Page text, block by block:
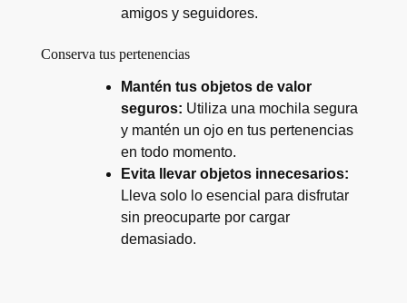
amigos y seguidores.
Conserva tus pertenencias
Mantén tus objetos de valor
seguros: Utiliza una mochila segura
y mantén un ojo en tus pertenencias
en todo momento.
Evita llevar objetos innecesarios:
Lleva solo lo esencial para disfrutar
sin preocuparte por cargar
demasiado.